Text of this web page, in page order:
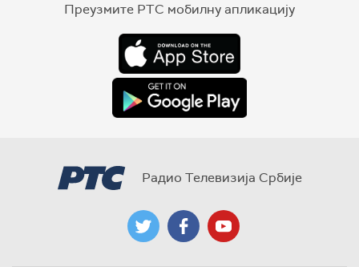
Преузмите РТС мобилну апликацију
Радио Телевизија Србије